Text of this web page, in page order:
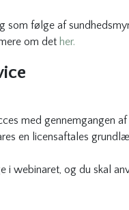
følge af
om det her.
med gennemgangen
en licensaftales
webinaret, og du skal